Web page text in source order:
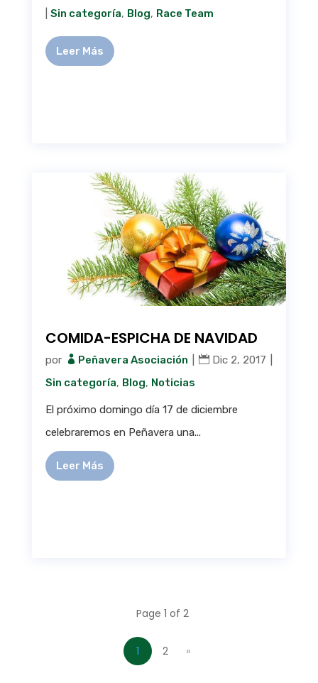
Sin categoría, Blog, Race Team
Leer Más
COMIDA-ESPICHA DE NAVIDAD
por Peñavera Asociación Dic 2, 2017
Sin categoría, Blog, Noticias
El próximo domingo día 17 de diciembre
celebraremos en Peñavera una...
Leer Más
Page 1 of 2
1 2 »